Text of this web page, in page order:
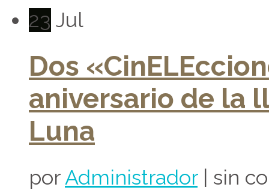
23 Jul
Dos
aniversario de la
Luna
porAdministrador| sin